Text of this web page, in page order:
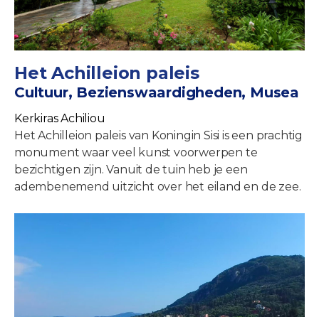
Het Achilleion paleis
Cultuur, Bezienswaardigheden, Musea
Kerkiras Achiliou
Het Achilleion paleis van Koningin Sisi is een prachtig
monument waar veel kunst voorwerpen te
bezichtigen zijn. Vanuit de tuin heb je een
adembenemend uitzicht over het eiland en de zee.